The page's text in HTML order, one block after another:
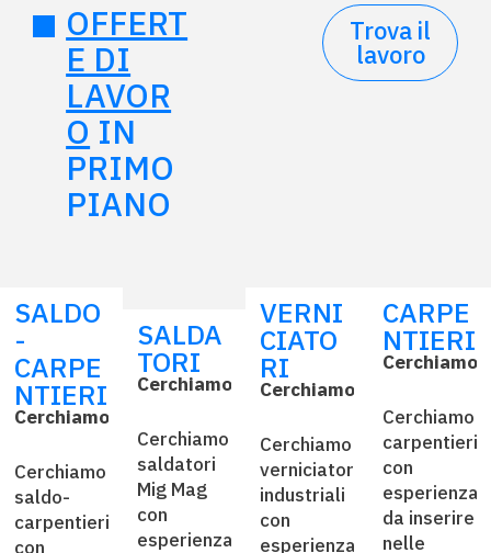
OFFERT
E DI
LAVOR
O IN
PRIMO
PIANO
Trova il
lavoro
SALDO
-
CARPE
NTIERI
Cerchiamo
Cerchiamo
saldo-
carpentieri
con
Offriamo
trasporto
locale
gratuito
conoscenza
disegno
tecnico
SALDA
TORI
Cerchiamo
Cerchiamo
saldatori
Mig Mag
con
esperienza
Offriamo
trasporto
locale
gratuito
Requisiti
esecuzione
di
saldature
multistrato
VERNI
CIATO
RI
Cerchiamo
Cerchiamo
verniciatori
industriali
con
esperienza
Offriamo
trasporto
locale
gratuito
dei
di
CARPE
NTIERI
Cerchiamo
Cerchiamo
carpentieri
con
esperienza
da inserire
nelle